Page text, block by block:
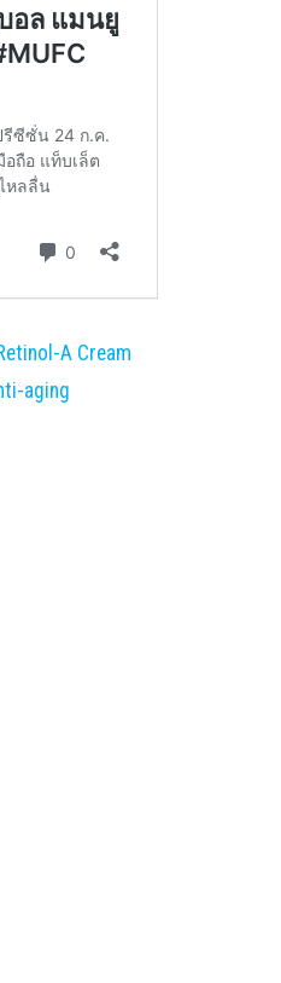
A Cream
aging